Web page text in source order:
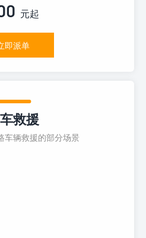
元起
即派单
救援
车辆救援的部分场景